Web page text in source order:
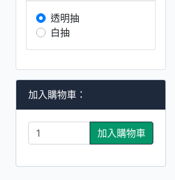
透明抽
白抽
加入購物車：
加入購物車